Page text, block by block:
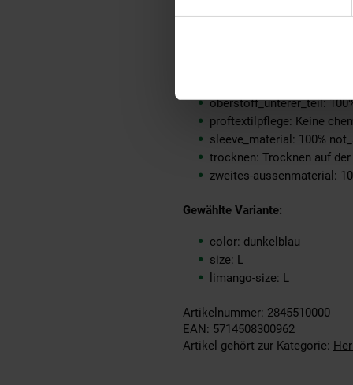
material-oberstoff-
material-oberstoff-
oberstoff_unterer_teil:
proftextilpflege: Keine
sleeve_material: 100%
trocknen: Trocknen auf
zweites-aussenmaterial:
Gewählte Variante:
color: dunkelblau
size: L
limango-size: L
Artikelnummer: 2845510000
EAN: 5714508300962
Artikel gehört zur Kategorie: